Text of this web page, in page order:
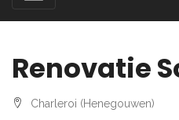
Renovatie
Charleroi (Henegouwen)